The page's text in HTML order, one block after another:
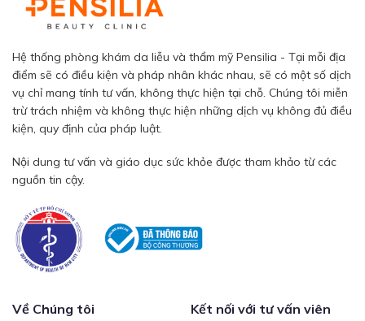
Hệ thống phòng khám da liễu và thẩm mỹ Pensilia - Tại mỗi địa
điểm sẽ có điều kiện và pháp nhân khác nhau, sẽ có một số dịch
vụ chỉ mang tính tư vấn, không thực hiện tại chỗ. Chúng tôi miễn
trừ trách nhiệm và không thực hiện những dịch vụ không đủ điều
kiện, quy định của pháp luật.
Nội dung tư vấn và giáo dục sức khỏe được tham khảo từ các
nguồn tin cậy.
Về Chúng tôi Kết nối với tư vấn viên